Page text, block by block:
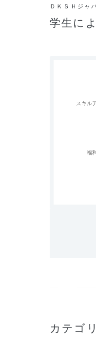
ＤＫＳＨジャ
学生に
福
スキル
カテゴ